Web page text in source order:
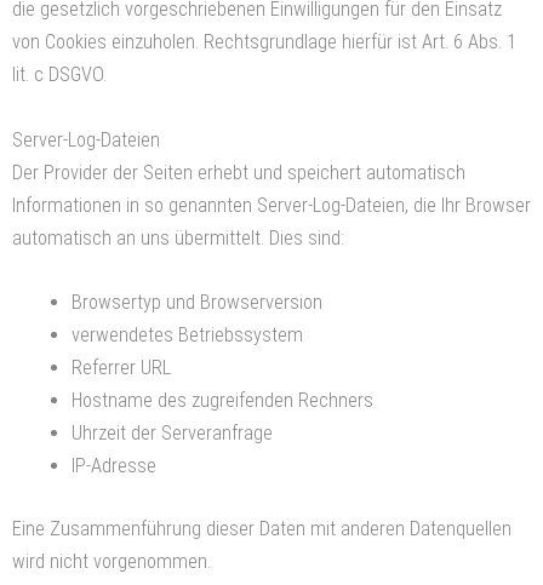
die gesetzlich vorgeschriebenen Einwilligungen für den Einsatz
von Cookies einzuholen. Rechtsgrundlage hierfür ist Art. 6 Abs. 1
lit. c DSGVO.
Server-Log-Dateien
Der Provider der Seiten erhebt und speichert automatisch
Informationen in so genannten Server-Log-Dateien, die Ihr Browser
automatisch an uns übermittelt. Dies sind:
Browsertyp und Browserversion
verwendetes Betriebssystem
Referrer URL
Hostname des zugreifenden Rechners
Uhrzeit der Serveranfrage
IP-Adresse
Eine Zusammenführung dieser Daten mit anderen Datenquellen
wird nicht vorgenommen.